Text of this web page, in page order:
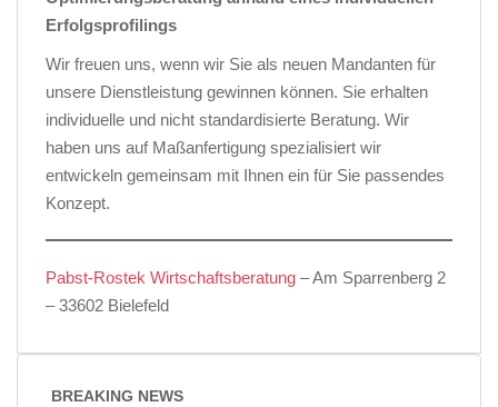
Erfolgsprofilings
Wir freuen uns, wenn wir Sie als neuen Mandanten für
unsere Dienstleistung gewinnen können. Sie erhalten
individuelle und nicht standardisierte Beratung. Wir
haben uns auf Maßanfertigung spezialisiert wir
entwickeln gemeinsam mit Ihnen ein für Sie passendes
Konzept.
Pabst-Rostek Wirtschaftsberatung – Am Sparrenberg 2
– 33602 Bielefeld
BREAKING NEWS